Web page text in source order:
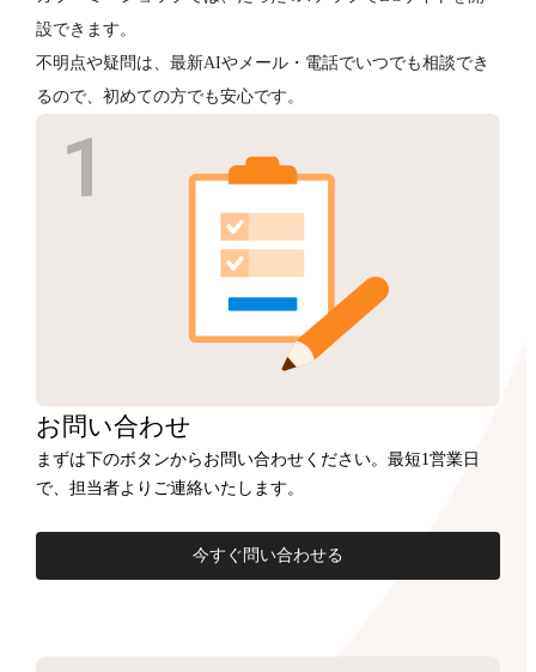
設できます。
不明点や疑問は、最新AIやメール・電話でいつでも相談でき
るので、初めての方でも安心です。
お問い合わせ
まずは下のボタンからお問い合わせください。最短1営業日
で、担当者よりご連絡いたします。
今すぐ問い合わせる